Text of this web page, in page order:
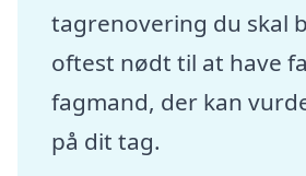
tagrenovering du skal
oftest nødt til at have
fagmand, der kan
på dit tag.